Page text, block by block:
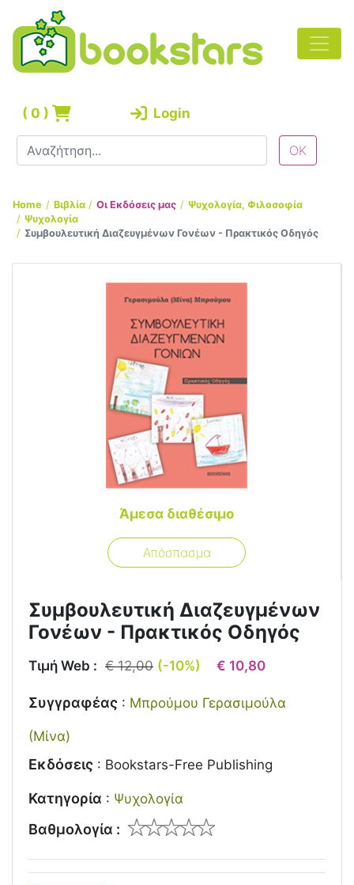
( 0 ) Login
Home Βιβλία Οι Εκδόσεις μας
Ψυχολογία, Φιλοσοφία
Ψυχολογία
Συμβουλευτική Διαζευγμένων Γονέων - Πρακτικός Οδηγός
Άμεσα διαθέσιμο
Απόσπασμα
Συμβουλευτική Διαζευγμένων
Γονέων - Πρακτικός Οδηγός
Τιμή Web : € 12,00 (-10%) € 10,80
Συγγραφέας : Μπρούμου Γερασιμούλα
(Μίνα)
Εκδόσεις : Bookstars-Free Publishing
Κατηγορία : Ψυχολογία
Βαθμολογία :